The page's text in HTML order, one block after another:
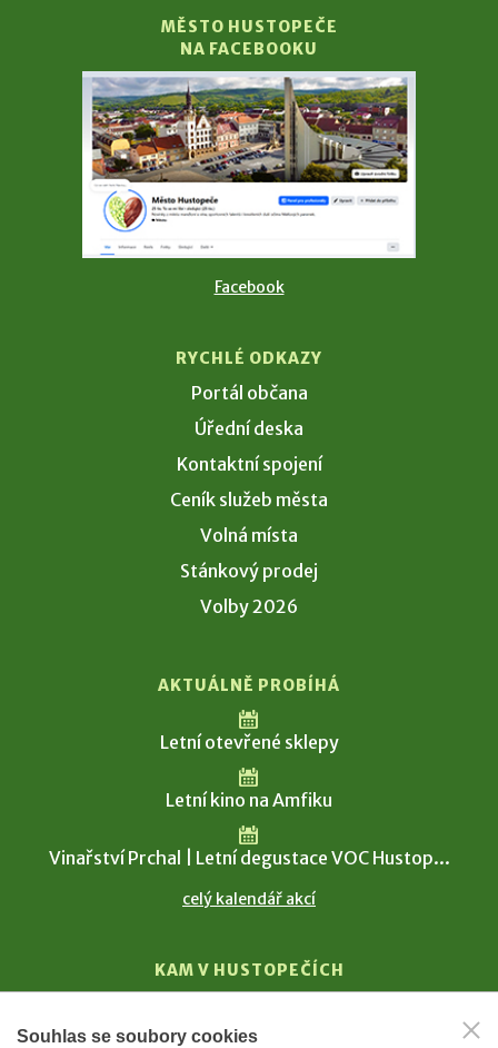
MĚSTO HUSTOPEČE
NA FACEBOOKU
Facebook
RYCHLÉ ODKAZY
Portál občana
Úřední deska
Kontaktní spojení
Ceník služeb města
Volná místa
Stánkový prodej
Volby 2026
AKTUÁLNĚ PROBÍHÁ
Letní otevřené sklepy
Letní kino na Amfiku
Vinařství Prchal | Letní degustace VOC Hustop...
celý kalendář akcí
KAM V HUSTOPEČÍCH
T. G. Masaryk
Souhlas se soubory cookies